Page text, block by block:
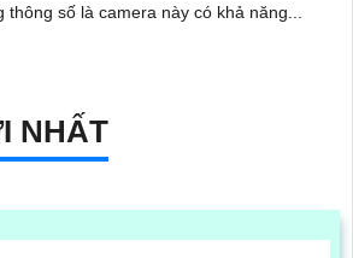
số là camera này có khả năng...
NHẤT